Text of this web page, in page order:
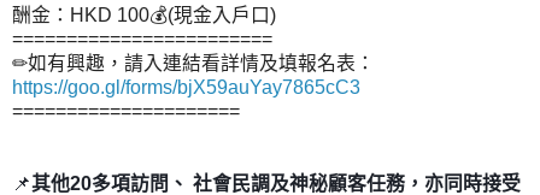
酬金：HKD 100💰(現金入戶口)
========================
✏如有興趣，請入連結看詳情及填報名表：
https://goo.gl/forms/bjX59auYay7865cC3
=====================
📌其他20多項訪問、 社會民調及神秘顧客任務，亦同時接受